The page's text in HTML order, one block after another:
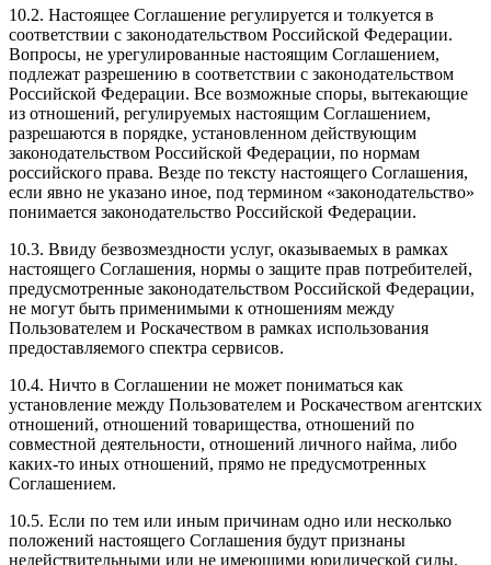
10.2. Настоящее Соглашение регулируется и толкуется в
соответствии с законодательством Российской Федерации.
Вопросы, не урегулированные настоящим Соглашением,
подлежат разрешению в соответствии с законодательством
Российской Федерации. Все возможные споры, вытекающие
из отношений, регулируемых настоящим Соглашением,
разрешаются в порядке, установленном действующим
законодательством Российской Федерации, по нормам
российского права. Везде по тексту настоящего Соглашения,
если явно не указано иное, под термином «законодательство»
понимается законодательство Российской Федерации.
10.3. Ввиду безвозмездности услуг, оказываемых в рамках
настоящего Соглашения, нормы о защите прав потребителей,
предусмотренные законодательством Российской Федерации,
не могут быть применимыми к отношениям между
Пользователем и Роскачеством в рамках использования
предоставляемого спектра сервисов.
10.4. Ничто в Соглашении не может пониматься как
установление между Пользователем и Роскачеством агентских
отношений, отношений товарищества, отношений по
совместной деятельности, отношений личного найма, либо
каких-то иных отношений, прямо не предусмотренных
Соглашением.
10.5. Если по тем или иным причинам одно или несколько
положений настоящего Соглашения будут признаны
недействительными или не имеющими юридической силы,